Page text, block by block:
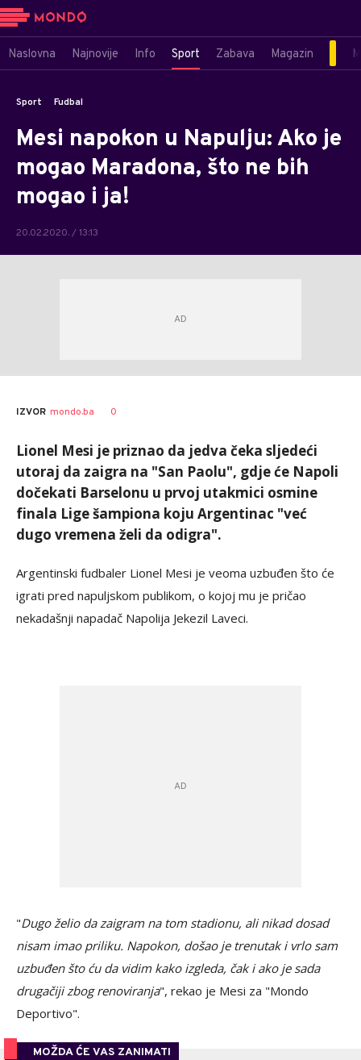
Naslovna Najnovije Info Sport Zabava Magazin
Sport Fudbal
Mesi napokon u Napulju: Ako je
mogao Maradona, što ne bih
mogao i ja!
20.02.2020. / 13:13
IZVOR mondo.ba 0
Lionel Mesi je priznao da jedva čeka sljedeći
utoraj da zaigra na "San Paolu", gdje će Napoli
dočekati Barselonu u prvoj utakmici osmine
finala Lige šampiona koju Argentinac "već
dugo vremena želi da odigra".
Argentinski fudbaler Lionel Mesi je veoma uzbuđen što će
igrati pred napuljskom publikom, o kojoj mu je pričao
nekadašnji napadač Napolija Jekezil Laveci.
"Dugo želio da zaigram na tom stadionu, ali nikad dosad
nisam imao priliku. Napokon, došao je trenutak i vrlo sam
uzbuđen što ću da vidim kako izgleda, čak i ako je sada
drugačiji zbog renoviranja", rekao je Mesi za "Mondo
Deportivo".
MOŽDA ĆE VAS ZANIMATI